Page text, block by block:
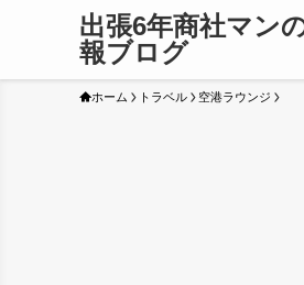
出張6年商社マン
報ブログ
ホーム トラベル 空港ラウンジ